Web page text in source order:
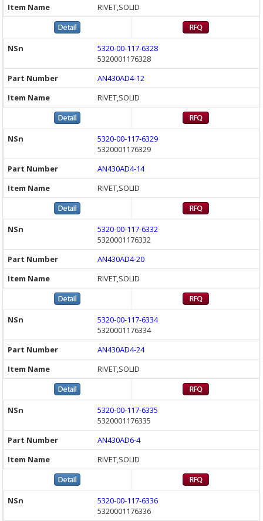
RIVET,SOLID
5320-00-117-6328
5320001176328
AN430AD4-12
RIVET,SOLID
5320-00-117-6329
5320001176329
AN430AD4-14
RIVET,SOLID
5320-00-117-6332
5320001176332
AN430AD4-20
RIVET,SOLID
5320-00-117-6334
5320001176334
AN430AD4-24
RIVET,SOLID
5320-00-117-6335
5320001176335
AN430AD6-4
RIVET,SOLID
5320-00-117-6336
5320001176336